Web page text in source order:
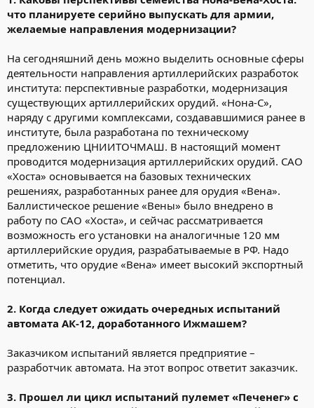
что планируете серийно выпускать для армии,
желаемые направления модернизации?
На сегодняшний день можно выделить основные сферы
деятельности направления артиллерийских разработок
института: перспективные разработки, модернизация
существующих артиллерийских орудий. «Нона-С»,
наряду с другими комплексами, создававшимися ранее в
институте, была разработана по техническому
предложению ЦНИИТОЧМАШ. В настоящий момент
проводится модернизация артиллерийских орудий. САО
«Хоста» основывается на базовых технических
решениях, разработанных ранее для орудия «Вена».
Баллистическое решение «Вены» было внедрено в
работу по САО «Хоста», и сейчас рассматривается
возможность его установки на аналогичные 120 мм
артиллерийские орудия, разрабатываемые в РФ. Надо
отметить, что орудие «Вена» имеет высокий экспортный
потенциал.
2. Когда следует ожидать очередных испытаний
автомата АК-12, доработанного Ижмашем?
Заказчиком испытаний является предприятие –
разработчик автомата. На этот вопрос ответит заказчик.
3. Прошел ли цикл испытаний пулемет «Печенег» с